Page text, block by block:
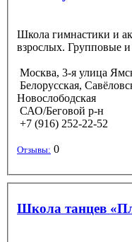
Школа гимнастики и
взрослых. Групповые
Москва, 3-я улица
Белорусская,
Новослободская
САО/Беговой р-н
+7 (916) 252-22-52
Отзывы: 0
Школа танцев